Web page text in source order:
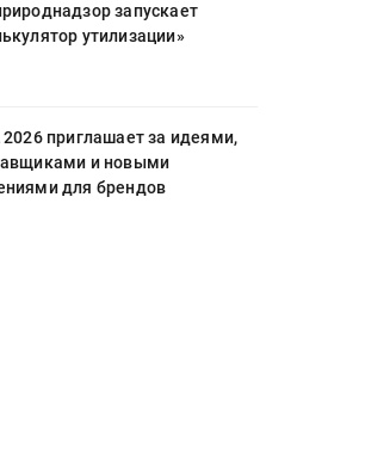
запускает
утилизации»
2026 приглашает за идеями,
и новыми
для брендов